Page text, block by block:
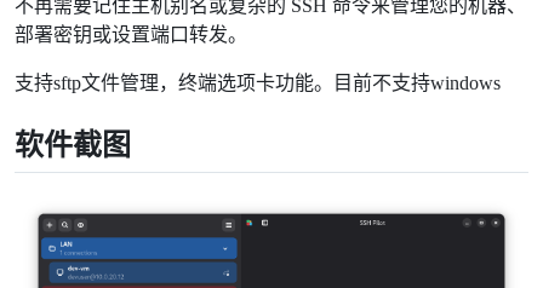
不再需要记住主机别名或复杂的 SSH 命令来管理您的机器、
部署密钥或设置端口转发。
支持sftp文件管理，终端选项卡功能。目前不支持windows
软件截图